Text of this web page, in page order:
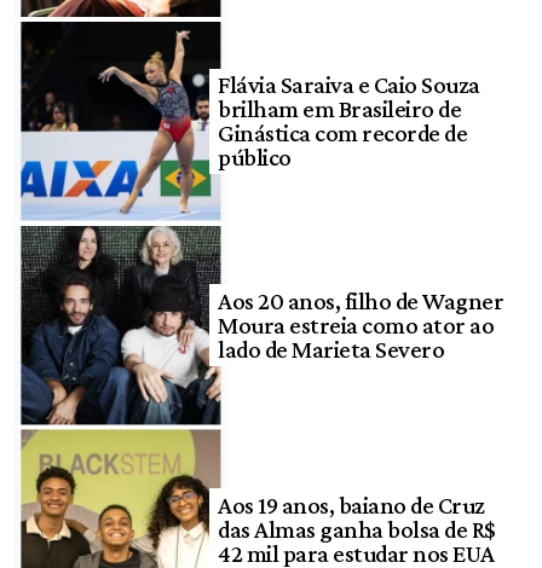
Flávia Saraiva e Caio Souza
brilham em Brasileiro de
Ginástica com recorde de
público
Aos 20 anos, filho de Wagner
Moura estreia como ator ao
lado de Marieta Severo
Aos 19 anos, baiano de Cruz
das Almas ganha bolsa de R$
42 mil para estudar nos EUA